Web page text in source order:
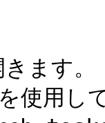
ます。
用して